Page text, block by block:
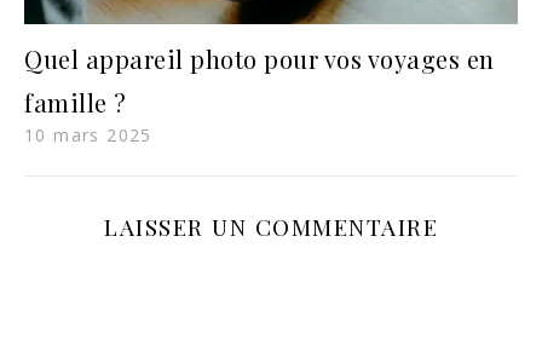
Quel appareil photo pour vos voyages en
famille ?
10 mars 2025
LAISSER UN COMMENTAIRE